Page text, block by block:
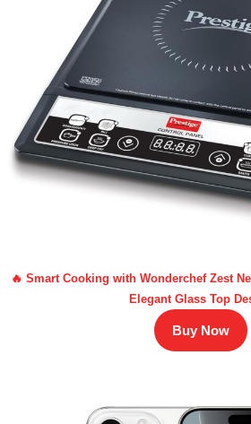
🔥 Smart Cooking with Wonderchef Zest
Elegant Glass Top
Buy Now